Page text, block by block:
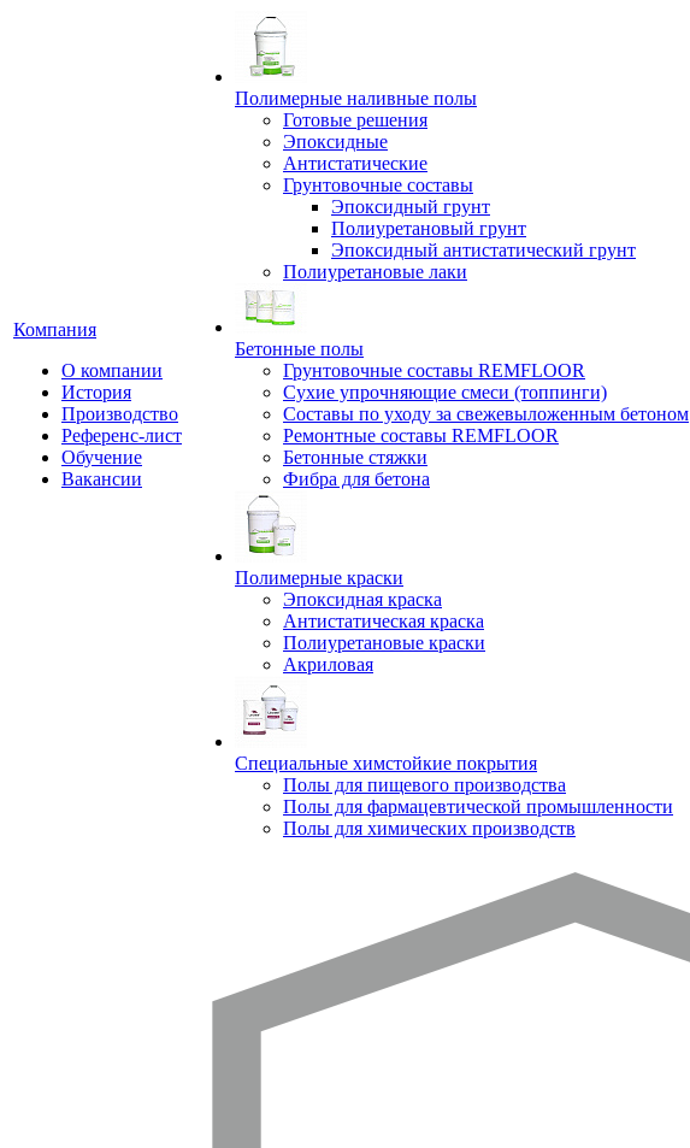
Компания
О компании
История
Производство
Референс-лист
Обучение
Вакансии
Полимерные наливные полы
Готовые решения
Эпоксидные
Антистатические
Грунтовочные составы
Эпоксидный грунт
Полиуретановый грунт
Эпоксидный антистатический грунт
Полиуретановые лаки
Бетонные полы
Грунтовочные составы REMFLOOR
Сухие упрочняющие смеси (топпинги)
Составы по уходу за свежевыложенным бетоном
Ремонтные составы REMFLOOR
Бетонные стяжки
Фибра для бетона
Полимерные краски
Эпоксидная краска
Антистатическая краска
Полиуретановые краски
Акриловая
Специальные химстойкие покрытия
Полы для пищевого производства
Полы для фармацевтической промышленности
Полы для химических производств